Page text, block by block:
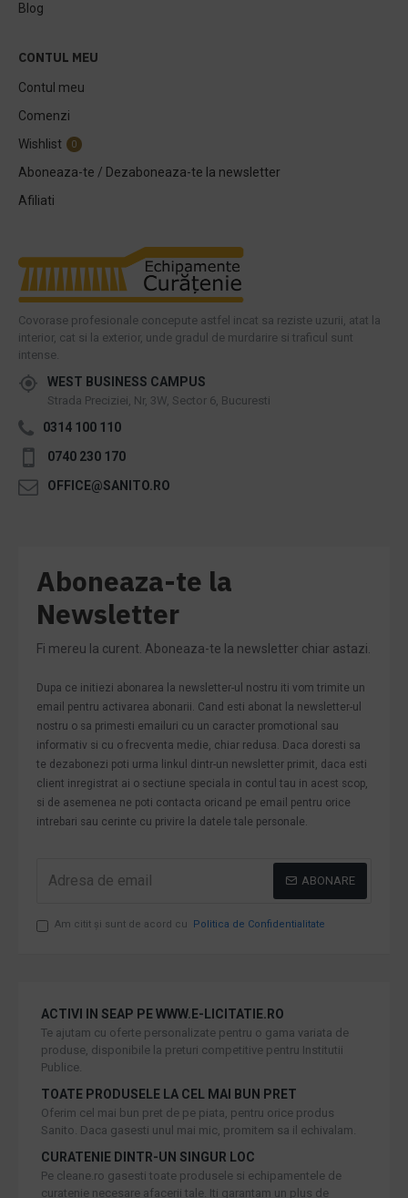
Blog
CONTUL MEU
Contul meu
Comenzi
Wishlist
0
Aboneaza-te / Dezaboneaza-te la newsletter
Afiliati
Covorase profesionale concepute astfel incat sa reziste uzurii, atat la
interior, cat si la exterior, unde gradul de murdarire si traficul sunt
intense.
WEST BUSINESS CAMPUS
Strada Preciziei, Nr, 3W, Sector 6, Bucuresti
0314 100 110
0740 230 170
OFFICE@SANITO.RO
Aboneaza-te la
Newsletter
Fi mereu la curent. Aboneaza-te la newsletter chiar astazi.
Dupa ce initiezi abonarea la newsletter-ul nostru iti vom trimite un
email pentru activarea abonarii. Cand esti abonat la newsletter-ul
nostru o sa primesti emailuri cu un caracter promotional sau
informativ si cu o frecventa medie, chiar redusa. Daca doresti sa
te dezabonezi poti urma linkul dintr-un newsletter primit, daca esti
client inregistrat ai o sectiune speciala in contul tau in acest scop,
si de asemenea ne poti contacta oricand pe email pentru orice
intrebari sau cerinte cu privire la datele tale personale.
ABONARE
Am citit şi sunt de acord cu Politica de Confidentialitate
ACTIVI IN SEAP PE WWW.E-LICITATIE.RO
Te ajutam cu oferte personalizate pentru o gama variata de
produse, disponibile la preturi competitive pentru Institutii
Publice.
TOATE PRODUSELE LA CEL MAI BUN PRET
Oferim cel mai bun pret de pe piata, pentru orice produs
Sanito. Daca gasesti unul mai mic, promitem sa il echivalam.
CURATENIE DINTR-UN SINGUR LOC
Pe cleane.ro gasesti toate produsele si echipamentele de
curatenie necesare afacerii tale. Iti garantam un plus de